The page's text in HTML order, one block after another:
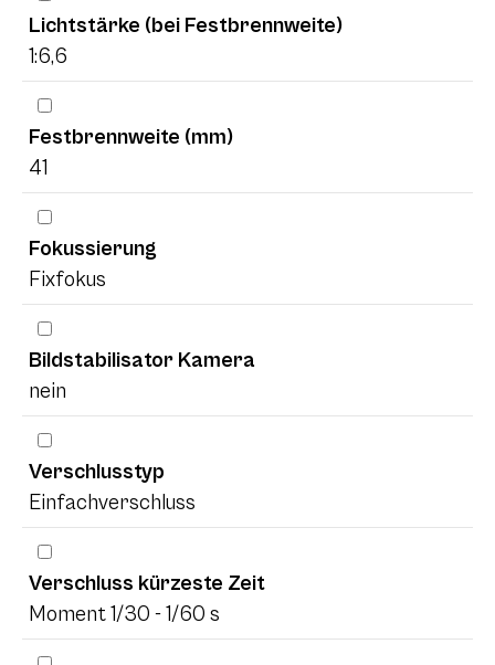
Lichtstärke (bei Festbrennweite)
1:6,6
Festbrennweite (mm)
41
Fokussierung
Fixfokus
Bildstabilisator Kamera
nein
Verschlusstyp
Einfachverschluss
Verschluss kürzeste Zeit
Moment 1/30 - 1/60 s